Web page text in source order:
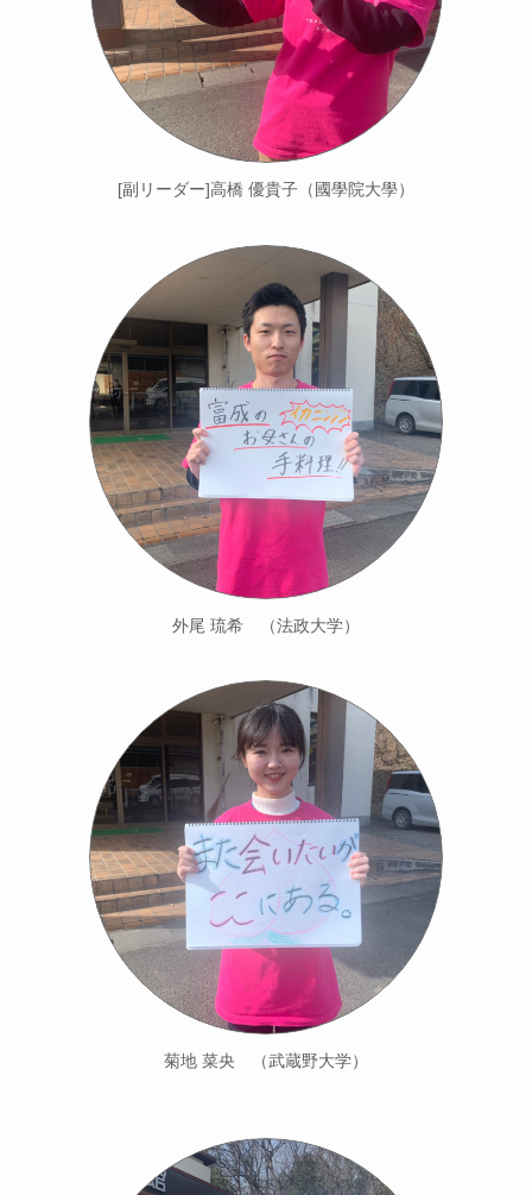
[副リーダー]高橋 優貴子（國學院大學）
外尾 琉希 （法政大学）
菊地 菜央 （武蔵野大学）